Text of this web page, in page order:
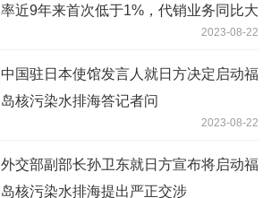
率近9年来首次低于1%，代销业务同比大
2023-08-22
中国驻日本使馆发言人就日方决定启动福
岛核污染水排海答记者问
2023-08-22
外交部副部长孙卫东就日方宣布将启动福
岛核污染水排海提出严正交涉